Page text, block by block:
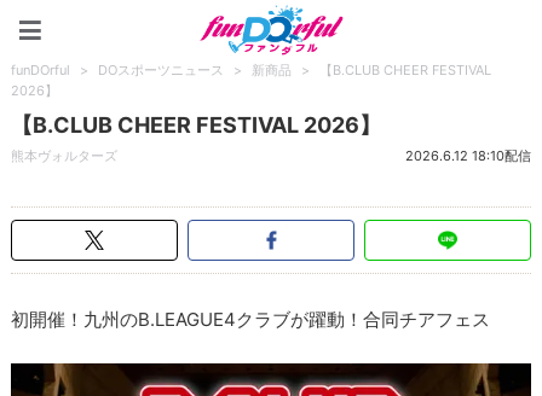
funDOrful > DOスポーツニュース > 新商品 >
【B.CLUB CHEER FESTIVAL
2026】
【B.CLUB CHEER FESTIVAL 2026】
熊本ヴォルターズ 2026.6.12 18:10配信
初開催！九州のB.LEAGUE4クラブが躍動！合同チアフェス